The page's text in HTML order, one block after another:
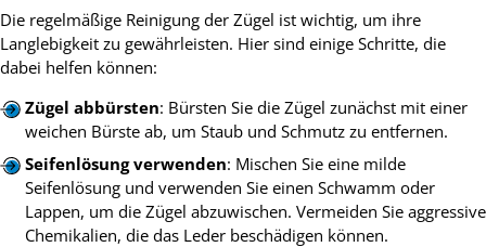
Die regelmäßige Reinigung der Zügel ist wichtig, um ihre
Langlebigkeit zu gewährleisten. Hier sind einige Schritte, die
dabei helfen können:
Zügel abbürsten: Bürsten Sie die Zügel zunächst mit einer
weichen Bürste ab, um Staub und Schmutz zu entfernen.
Seifenlösung verwenden: Mischen Sie eine milde
Seifenlösung und verwenden Sie einen Schwamm oder
Lappen, um die Zügel abzuwischen. Vermeiden Sie aggressive
Chemikalien, die das Leder beschädigen können.